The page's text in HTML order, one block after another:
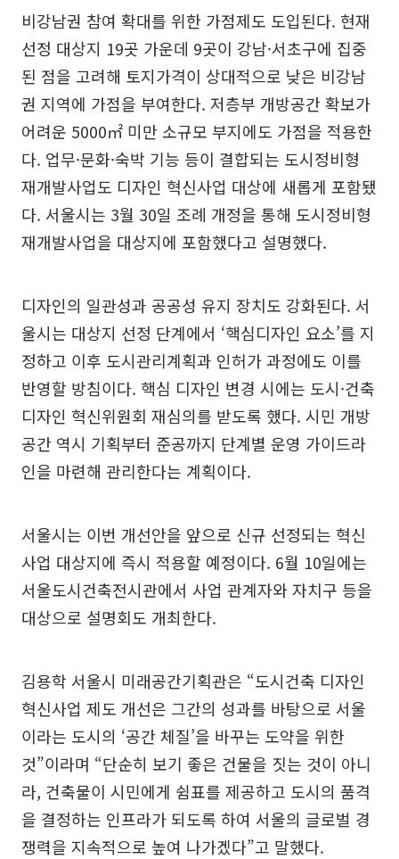
비강남권 참여 확대를 위한 가점제도 도입된다. 현재
선정 대상지 19곳 가운데 9곳이 강남·서초구에 집중
된 점을 고려해 토지가격이 상대적으로 낮은 비강남
권 지역에 가점을 부여한다. 저층부 개방공간 확보가
어려운 5000㎡ 미만 소규모 부지에도 가점을 적용한
다. 업무·문화·숙박 기능 등이 결합되는 도시정비형
재개발사업도 디자인 혁신사업 대상에 새롭게 포함됐
다. 서울시는 3월 30일 조례 개정을 통해 도시정비형
재개발사업을 대상지에 포함했다고 설명했다.
디자인의 일관성과 공공성 유지 장치도 강화된다. 서
울시는 대상지 선정 단계에서 ‘핵심디자인 요소’를 지
정하고 이후 도시관리계획과 인허가 과정에도 이를
반영할 방침이다. 핵심 디자인 변경 시에는 도시·건축
디자인 혁신위원회 재심의를 받도록 했다. 시민 개방
공간 역시 기획부터 준공까지 단계별 운영 가이드라
인을 마련해 관리한다는 계획이다.
서울시는 이번 개선안을 앞으로 신규 선정되는 혁신
사업 대상지에 즉시 적용할 예정이다. 6월 10일에는
서울도시건축전시관에서 사업 관계자와 자치구 등을
대상으로 설명회도 개최한다.
김용학 서울시 미래공간기획관은 “도시건축 디자인
혁신사업 제도 개선은 그간의 성과를 바탕으로 서울
이라는 도시의 ‘공간 체질’을 바꾸는 도약을 위한
것”이라며 “단순히 보기 좋은 건물을 짓는 것이 아니
라, 건축물이 시민에게 쉼표를 제공하고 도시의 품격
을 결정하는 인프라가 되도록 하여 서울의 글로벌 경
쟁력을 지속적으로 높여 나가겠다”고 말했다.